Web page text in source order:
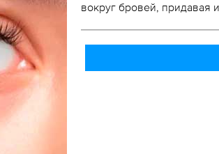
вокруг бровей, придавая